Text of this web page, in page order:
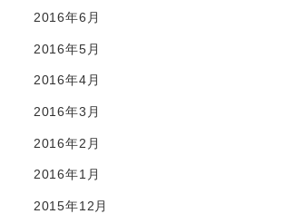
2016年6月
2016年5月
2016年4月
2016年3月
2016年2月
2016年1月
2015年12月